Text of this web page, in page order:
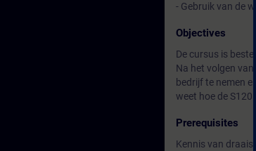
- Gebruik van de
Objectives
De cursus is
Na het volgen
bedrijf te nemen
weet hoe de
Prerequisites
Kennis van